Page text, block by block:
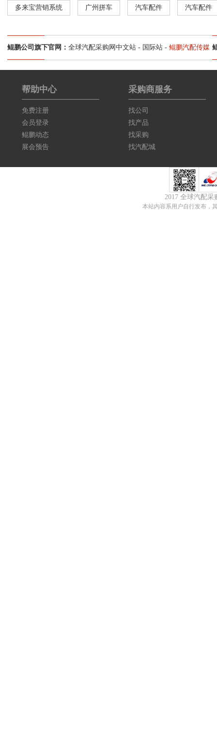
多来宝营销系统 广州拼车 汽车配件 汽车配件
鲲鹏公司旗下官网： 全球汽配采购网中文站 - 国际站 - 鲲鹏汽配传媒
帮助中心
免费注册
会员登录
鲲鹏动态
展会预告
采购商服务
找公司
找产品
找采购
找汽配城
2017 全球汽配
本站内容系用户自行发布，